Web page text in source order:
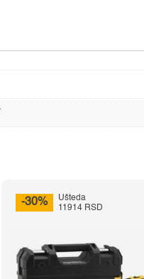
-30%
Ušteda
11914 RSD